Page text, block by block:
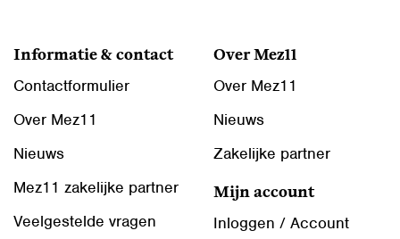
Informatie & contact
Contactformulier
Over Mez11
Nieuws
Mez11 zakelijke partner
Veelgestelde vragen
Over Mez11
Over Mez11
Nieuws
Zakelijke partner
Mijn account
Inloggen / Account